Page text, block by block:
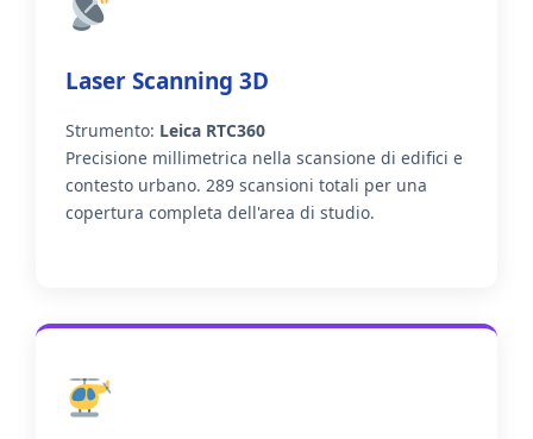
Laser Scanning 3D
Strumento: Leica RTC360
Precisione millimetrica nella scansione di edifici e
contesto urbano. 289 scansioni totali per una
copertura completa dell'area di studio.